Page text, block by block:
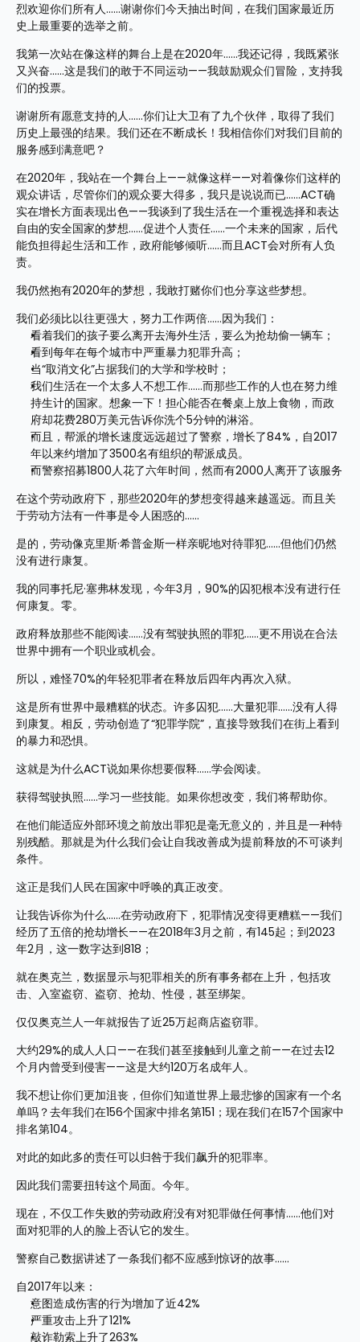
烈欢迎你们所有人……谢谢你们今天抽出时间，在我们国家最近历
史上最重要的选举之前。
我第一次站在像这样的舞台上是在2020年……我还记得，我既紧张
又兴奋……这是我们的敢于不同运动——我鼓励观众们冒险，支持我
们的投票。
谢谢所有愿意支持的人……你们让大卫有了九个伙伴，取得了我们
历史上最强的结果。我们还在不断成长！我相信你们对我们目前的
服务感到满意吧？
在2020年，我站在一个舞台上——就像这样——对着像你们这样的
观众讲话，尽管你们的观众要大得多，我只是说说而已……ACT确
实在增长方面表现出色——我谈到了我生活在一个重视选择和表达
自由的安全国家的梦想……促进个人责任……一个未来的国家，后代
能负担得起生活和工作，政府能够倾听……而且ACT会对所有人负
责。
我仍然抱有2020年的梦想，我敢打赌你们也分享这些梦想。
我们必须比以往更强大，努力工作两倍……因为我们：
看着我们的孩子要么离开去海外生活，要么为抢劫偷一辆车；
看到每年在每个城市中严重暴力犯罪升高；
当“取消文化”占据我们的大学和学校时；
我们生活在一个太多人不想工作……而那些工作的人也在努力维
持生计的国家。想象一下！担心能否在餐桌上放上食物，而政
府却花费280万美元告诉你洗个5分钟的淋浴。
而且，帮派的增长速度远远超过了警察，增长了84%，自2017
年以来约增加了3500名有组织的帮派成员。
而警察招募1800人花了六年时间，然而有2000人离开了该服务
在这个劳动政府下，那些2020年的梦想变得越来越遥远。而且关
于劳动方法有一件事是令人困惑的……
是的，劳动像克里斯·希普金斯一样亲昵地对待罪犯……但他们仍然
没有进行康复。
我的同事托尼·塞弗林发现，今年3月，90%的囚犯根本没有进行任
何康复。零。
政府释放那些不能阅读……没有驾驶执照的罪犯……更不用说在合法
世界中拥有一个职业或机会。
所以，难怪70%的年轻犯罪者在释放后四年内再次入狱。
这是所有世界中最糟糕的状态。许多囚犯……大量犯罪……没有人得
到康复。相反，劳动创造了“犯罪学院”，直接导致我们在街上看到
的暴力和恐惧。
这就是为什么ACT说如果你想要假释……学会阅读。
获得驾驶执照……学习一些技能。如果你想改变，我们将帮助你。
在他们能适应外部环境之前放出罪犯是毫无意义的，并且是一种特
别残酷。那就是为什么我们会让自我改善成为提前释放的不可谈判
条件。
这正是我们人民在国家中呼唤的真正改变。
让我告诉你为什么……在劳动政府下，犯罪情况变得更糟糕——我们
经历了五倍的抢劫增长——在2018年3月之前，有145起；到2023
年2月，这一数字达到818；
就在奥克兰，数据显示与犯罪相关的所有事务都在上升，包括攻
击、入室盗窃、盗窃、抢劫、性侵，甚至绑架。
仅仅奥克兰人一年就报告了近25万起商店盗窃罪。
大约29%的成人人口——在我们甚至接触到儿童之前——在过去12
个月内曾受到侵害——这是大约120万名成年人。
我不想让你们更加沮丧，但你们知道世界上最悲惨的国家有一个名
单吗？去年我们在156个国家中排名第151；现在我们在157个国家中
排名第104。
对此的如此多的责任可以归咎于我们飙升的犯罪率。
因此我们需要扭转这个局面。今年。
现在，不仅工作失败的劳动政府没有对犯罪做任何事情……他们对
面对犯罪的人的脸上否认它的发生。
警察自己数据讲述了一条我们都不应感到惊讶的故事……
自2017年以来：
意图造成伤害的行为增加了近42%
严重攻击上升了121%
敲诈勒索上升了263%